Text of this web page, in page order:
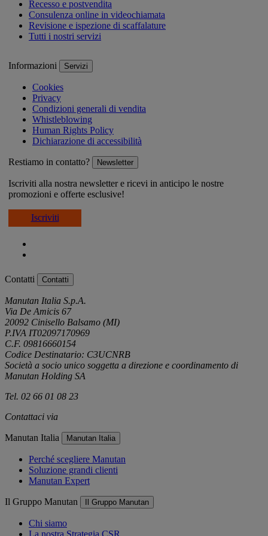
Recesso e postvendita
Consulenza online in videochiamata
Revisione e ispezione di scaffalature
Tutti i nostri servizi
Informazioni Servizi
Cookies
Privacy
Condizioni generali di vendita
Whistleblowing
Human Rights Policy
Dichiarazione di accessibilità
Restiamo in contatto? Newsletter
Iscriviti alla nostra newsletter e ricevi in anticipo le nostre
promozioni e offerte esclusive!
Iscriviti
Contatti Contatti
Manutan Italia S.p.A.
Via De Amicis 67
20092 Cinisello Balsamo (MI)
P.IVA IT02097170969
C.F. 09816660154
Codice Destinatario: C3UCNRB
Società a socio unico soggetta a direzione e coordinamento di
Manutan Holding SA
Tel. 02 66 01 08 23
Contattaci via
Manutan Italia Manutan Italia
Perché scegliere Manutan
Soluzione grandi clienti
Manutan Expert
Il Gruppo Manutan Il Gruppo Manutan
Chi siamo
La nostra Strategia CSR